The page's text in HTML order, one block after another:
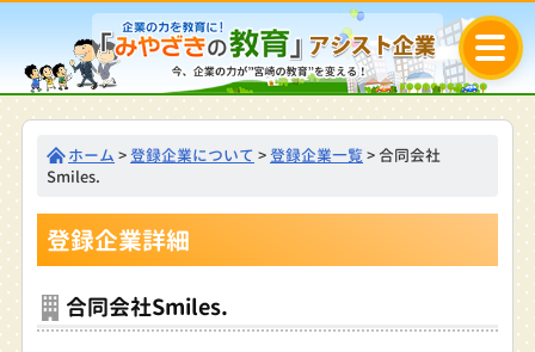
ホーム >登録企業について >登録企業一覧> 合同会社
Smiles.
登録企業詳細
合同会社Smiles.